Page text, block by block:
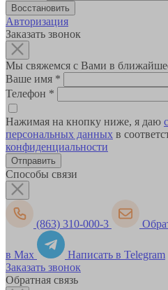
Авторизация
Заказать звонок
Мы свяжемся с Вами в
Ваше имя *
Телефон *
Нажимая на кнопку ниже, я даю
персональных данных в
конфиденциальности
Способы связи
(863) 310-000-3
в Max
Написать в Telegram
Заказать звонок
Обратная связь